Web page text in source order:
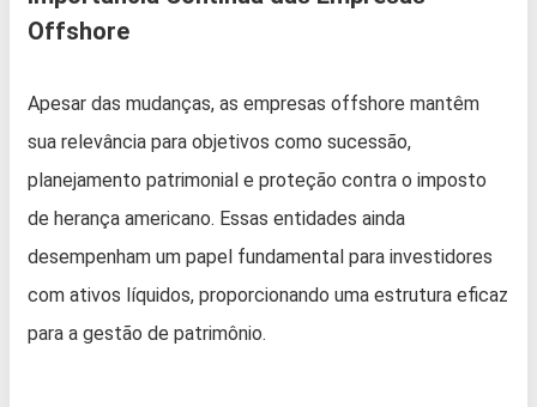
Offshore
Apesar das mudanças, as empresas offshore mantêm
sua relevância para objetivos como sucessão,
planejamento patrimonial e proteção contra o imposto
de herança americano. Essas entidades ainda
desempenham um papel fundamental para investidores
com ativos líquidos, proporcionando uma estrutura eficaz
para a gestão de patrimônio.